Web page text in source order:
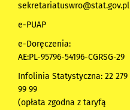
sekretariatuswro@stat.gov.pl
e-PUAP
e-Doręczenia:
AE:PL-95796-54196-CGRSG-29
Infolinia Statystyczna: 22 279
99 99
(opłata zgodna z taryfą